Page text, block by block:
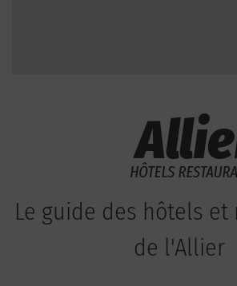
Le guide des hôtels et
de l'Allier